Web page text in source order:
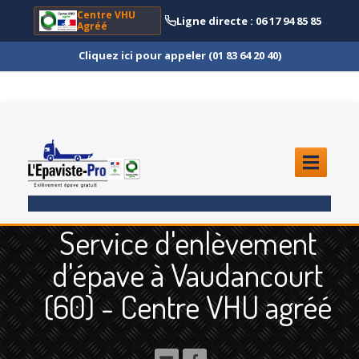
Centre VHU
Agréé
Ligne directe : 06 17 94 85 85
Cliquez ici pour appeler (01 83 64 20 40)
ENLÈVEMENTÉPAVE
Quoi ?
Scooteret Moto
Camion
et Poids Lourd
Service d'enlèvement
d'épave à Vaudancourt
(60) - Centre VHU agréé